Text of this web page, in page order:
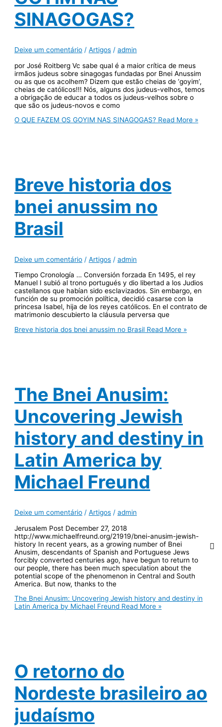
SINAGOGAS?
Deixe um comentário /Artigos /admin
por José Roitberg Vc sabe qual é a maior crítica de meus
irmãos judeus sobre sinagogas fundadas por Bnei Anussim
ou as que os acolhem? Dizem que estão cheias de ‘goyim’,
cheias de católicos!!! Nós, alguns dos judeus-velhos, temos
a obrigação de educar a todos os judeus-velhos sobre o
que são os judeus-novos e como
O QUE FAZEM OS GOYIM NAS SINAGOGAS? Read More »
Breve historia dos
bnei anussim no
Brasil
Deixe um comentário /Artigos /admin
Tiempo Cronología … Conversión forzada En 1495, el rey
Manuel I subió al trono portugués y dio libertad a los Judios
castellanos que habían sido esclavizados. Sin embargo, en
función de su promoción política, decidió casarse con la
princesa Isabel, hija de los reyes católicos. En el contrato de
matrimonio descubierto la cláusula perversa que
Breve historia dos bnei anussim no Brasil Read More »
The Bnei Anusim:
Uncovering Jewish
history and destiny in
Latin America by
Michael Freund
Deixe um comentário /Artigos /admin
Jerusalem Post December 27, 2018
http://www.michaelfreund.org/21919/bnei-anusim-jewish-
history In recent years, as a growing number of Bnei
Anusim, descendants of Spanish and Portuguese Jews
forcibly converted centuries ago, have begun to return to
our people, there has been much speculation about the
potential scope of the phenomenon in Central and South
America. But now, thanks to the
The Bnei Anusim: Uncovering Jewish history and destiny in
Latin America by Michael Freund Read More »
O retorno do
Nordeste brasileiro ao
judaísmo